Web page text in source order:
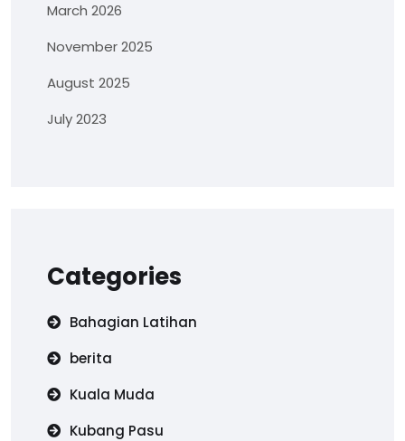
March 2026
November 2025
August 2025
July 2023
Categories
Bahagian Latihan
berita
Kuala Muda
Kubang Pasu